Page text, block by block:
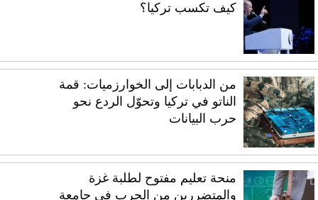
كيف تكسب تركيا؟
من الدبابات إلى الخوارزميات: قمة
الناتو في تركيا وتحوّل الردع نحو
حرب البيانات
منحة تعليم مفتوح لطلبة غزة
والمتضررين من الحرب في جامعة